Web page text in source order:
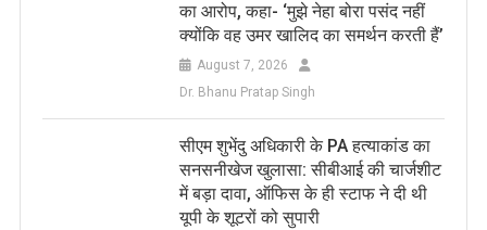
का आरोप, कहा- ‘मुझे नेहा बोरा पसंद नहीं
क्योंकि वह उमर खालिद का समर्थन करती हैं’
August 7, 2026
Dr. Bhanu Pratap Singh
सीएम शुभेंदु अधिकारी के PA हत्याकांड का
सनसनीखेज खुलासा: सीबीआई की चार्जशीट
में बड़ा दावा, ऑफिस के ही स्टाफ ने दी थी
यूपी के शूटरों को सुपारी